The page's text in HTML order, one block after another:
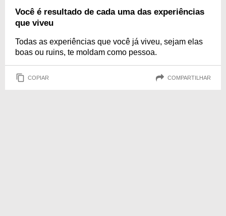
Você é resultado de cada uma das experiências
que viveu
Todas as experiências que você já viveu, sejam elas
boas ou ruins, te moldam como pessoa.
COPIAR COMPARTILHAR